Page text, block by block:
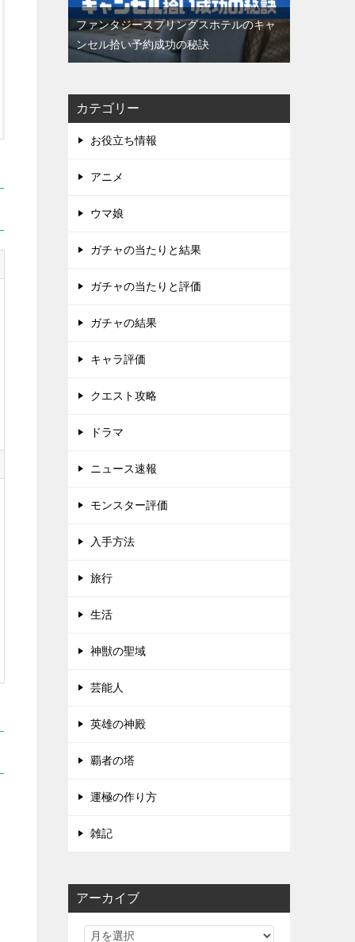
ファンタジースプリングスホテルのキャ
ンセル拾い予約成功の秘訣
カテゴリー
お役立ち情報
アニメ
ウマ娘
ガチャの当たりと結果
ガチャの当たりと評価
ガチャの結果
キャラ評価
クエスト攻略
ドラマ
ニュース速報
モンスター評価
入手方法
旅行
生活
神獣の聖域
芸能人
英雄の神殿
覇者の塔
運極の作り方
雑記
アーカイブ